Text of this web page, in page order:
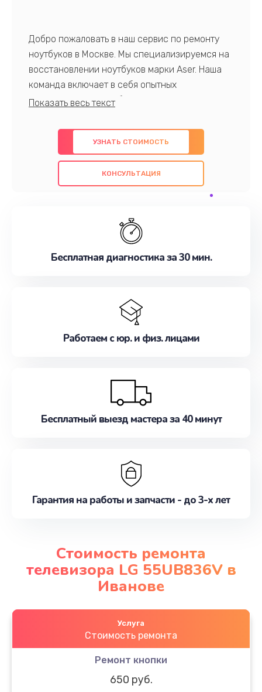
Добро пожаловать в наш сервис по ремонту
ноутбуков в Москве. Мы специализируемся на
восстановлении ноутбуков марки Aser. Наша
команда включает в себя опытных
профессионалов с обширными знаниями и
предлагаем быстрый и качественный ремонт с
использованием оригинальных компонентов, а
также гарантируем качество всех
проведенных работ. Наша цель - предоставить
наилучшим образом. Не медлите записаться на
УЗНАТЬ СТОИМОСТЬ
КОНСУЛЬТАЦИЯ
Бесплатная диагностика за 30 мин.
Работаем с юр. и физ. лицами
Бесплатный выезд мастера за 40 минут
Гарантия на работы и запчасти - до 3-х лет
Стоимость ремонта
телевизора LG 55UB836V в
Иванове
Услуга
Стоимость ремонта
Ремонт кнопки
650 руб.